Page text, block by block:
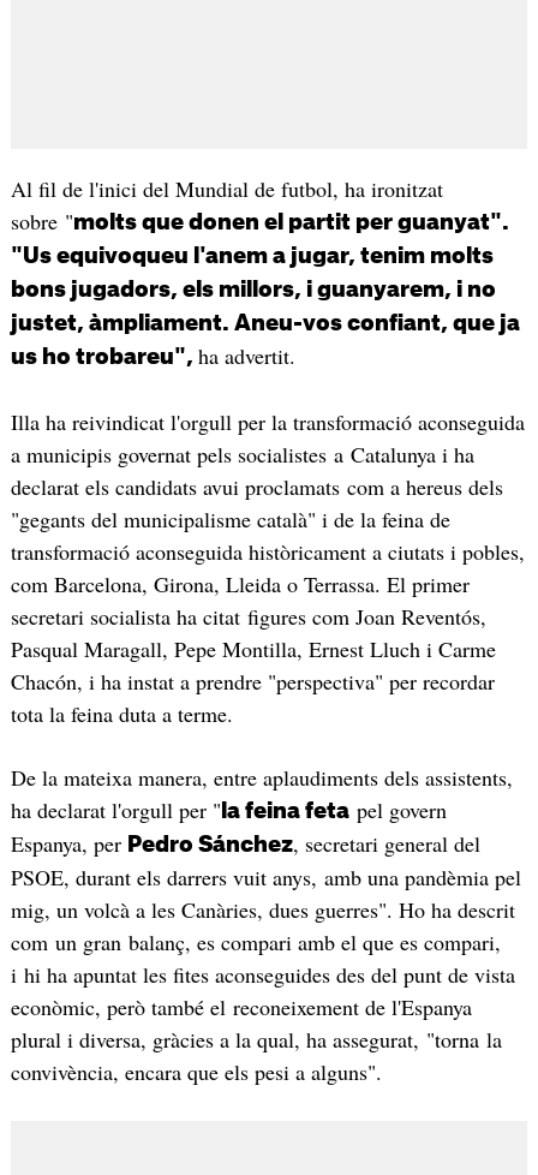
Al fil de l'inici del Mundial de futbol, ha ironitzat
sobre "molts que donen el partit per guanyat".
"Us equivoqueu l'anem a jugar, tenim molts
bons jugadors, els millors, i guanyarem, i no
justet, àmpliament. Aneu-vos confiant, que ja
us ho trobareu", ha advertit.
Illa ha reivindicat l'orgull per la transformació aconseguida
a municipis governat pels socialistes a Catalunya i ha
declarat els candidats avui proclamats com a hereus dels
"gegants del municipalisme català" i de la feina de
transformació aconseguida històricament a ciutats i pobles,
com Barcelona, Girona, Lleida o Terrassa. El primer
secretari socialista ha citat figures com Joan Reventós,
Pasqual Maragall, Pepe Montilla, Ernest Lluch i Carme
Chacón, i ha instat a prendre "perspectiva" per recordar
tota la feina duta a terme.
De la mateixa manera, entre aplaudiments dels assistents,
ha declarat l'orgull per " la feina fetapel govern
Espanya, per Pedro Sánchez, secretari general del
PSOE, durant els darrers vuit anys, amb una pandèmia pel
mig, un volcà a les Canàries, dues guerres". Ho ha descrit
com un gran balanç, es compari amb el que es compari,
i hi ha apuntat les fites aconseguides des del punt de vista
econòmic, però també el reconeixement de l'Espanya
plural i diversa, gràcies a la qual, ha assegurat, "torna la
convivència, encara que els pesi a alguns".